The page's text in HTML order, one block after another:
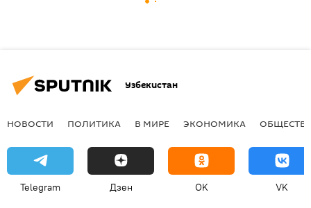
Узбекистан
НОВОСТИ ПОЛИТИКА В МИРЕ ЭКОНОМИКА
Telegram Дзен OK VK